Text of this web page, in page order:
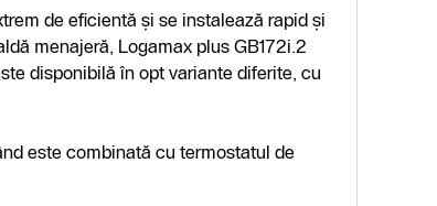
de eficientă și se instalează rapid și
menajeră, Logamax plus GB172i.2
disponibilă în opt variante diferite, cu
este combinată cu termostatul de